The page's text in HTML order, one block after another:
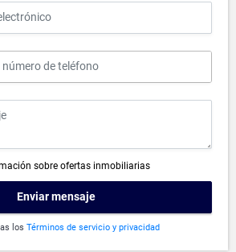
sobre ofertas inmobiliarias
Enviar mensaje
los Términos de servicio y privacidad